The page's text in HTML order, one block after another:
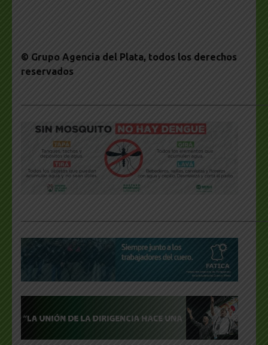
© Grupo Agencia del Plata, todos los derechos
reservados